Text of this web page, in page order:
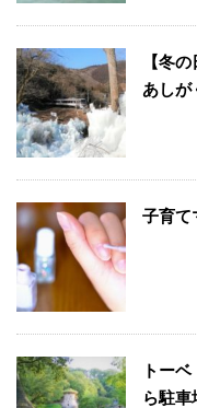
【冬
あしが
子育て
トー
ら駐